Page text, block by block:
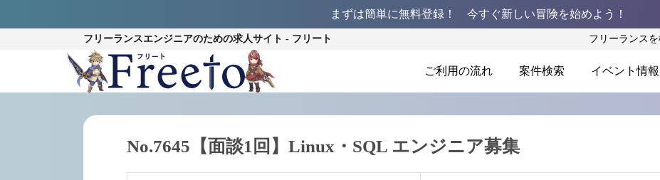
まずは簡単に無料登録！ 今すぐ新しい冒険を始めよう！
フリーランスエンジニアのための求人サイト - フリート フリーランス
ご利用の流れ 案件検索 イベント情報
No.7645【面談1回】Linux・SQL エンジニア募集